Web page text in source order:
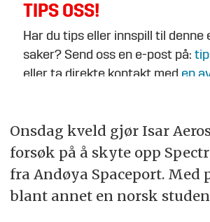
TIPS OSS!
Har du tips eller innspill til denne
saker? Send oss en e-post på:
eller ta direkte kontakt med en
Onsdag kveld gjør Isar
forsøk på å skyte opp
fra Andøya Spaceport. Med
blant annet en norsk